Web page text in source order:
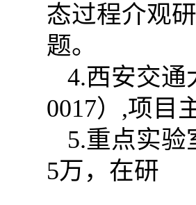
态过程介观
题。
4.西安交通
0017）,项目
5.重点实
5万，在研